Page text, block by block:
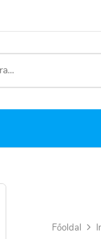
Főoldal